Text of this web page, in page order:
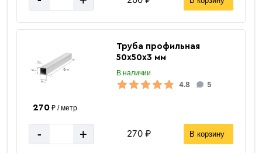
Труба профильная
50х50х3 мм
В наличии
4.8 5
270₽ / метр
- + 270 ₽ В корзину